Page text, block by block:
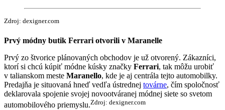
Zdroj: dexigner.com
Prvý módny butik Ferrari otvorili v Maranelle
Prvý zo štvorice plánovaných obchodov je už otvorený. Zákazníci,
ktorí si chcú kúpiť módne kúsky značky Ferrari, tak môžu urobiť
v talianskom meste Maranello, kde je aj centrála tejto automobilky.
Predajňa je situovaná hneď vedľa ústrednej továrne, čím spoločnosť
deklarovala spojenie svojej novootváranej módnej siete so svetom
automobilového priemyslu.Zdroj: dexigner.com